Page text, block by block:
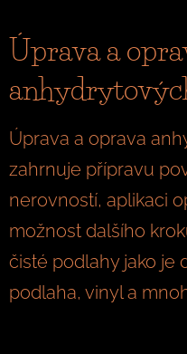
Úprava a
Úprava a oprava
zahrnuje přípravu
nerovností, aplikaci
možnost dalšího
čisté podlahy jako je
podlaha, vinyl a